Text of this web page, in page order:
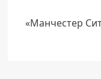
«Манчестер